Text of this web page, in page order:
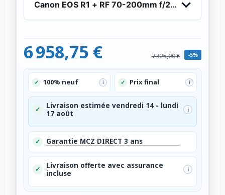
Canon EOS R1 + RF 70-200mm f/2.8 L IS USM
6 958,75 € 7 325,00 € -5%
✓ 100% neuf i ✓ Prix final i
✓
Livraison estimée vendredi 14 - lundi
17 août
i
✓ Garantie MCZ DIRECT 3 ans
✓
Livraison offerte avec assurance
incluse
i